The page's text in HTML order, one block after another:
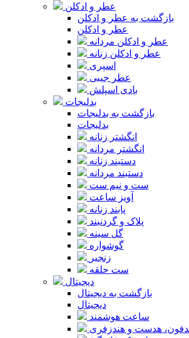
عطر و ادکلن
بازگشت به عطر و ادکلن
عطر و ادکلن
عطر و ادکلن مردانه
عطر و ادکلن زنانه
اسپری
عطر جیبی
بادی اسپلش
بدلیجات
بازگشت به بدلیجات
بدلیجات
انگشتر زنانه
انگشتر مردانه
دستبند زنانه
دستبند مردانه
ست و نیم ست
آویز ساعت
پابند زنانه
پلاک و گردنبند
گل سینه
گوشواره
زنجیر
ست حلقه
دیجیتال
بازگشت به دیجیتال
دیجیتال
ساعت هوشمند
هدست و هندزفری